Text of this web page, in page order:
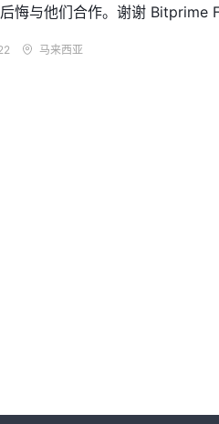
悔与他们合作。谢谢 Bitprime
马来西亚